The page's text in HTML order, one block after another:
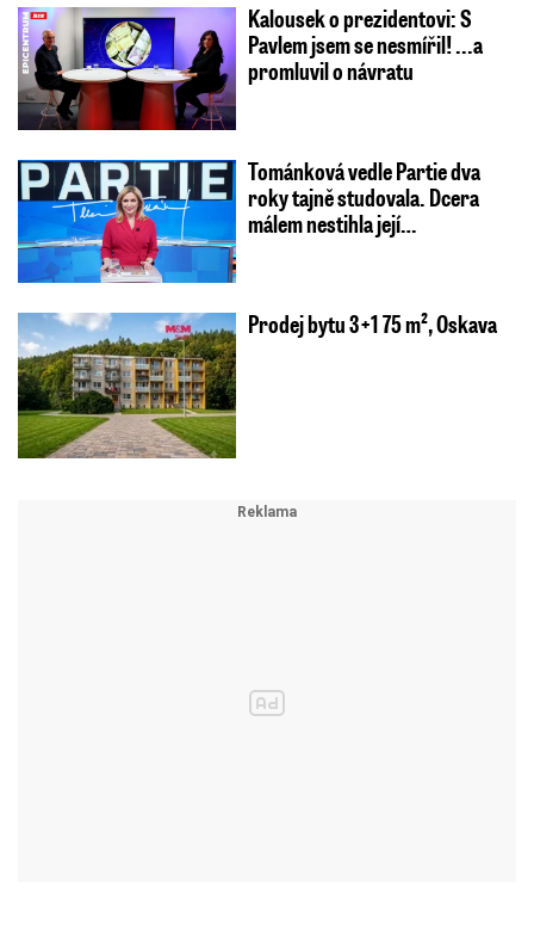
Kalousek o prezidentovi: S
Pavlem jsem se nesmířil! ...a
promluvil o návratu
Tománková vedle Partie dva
roky tajně studovala. Dcera
málem nestihla její…
Prodej bytu 3+1 75 m², Oskava